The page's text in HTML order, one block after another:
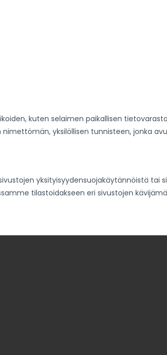
kuten selaimen paikallisen
yksilöllisen tunnisteen, jonka
yksityisyydensuojakäytännöistä tai
tilastoidakseen eri sivustojen